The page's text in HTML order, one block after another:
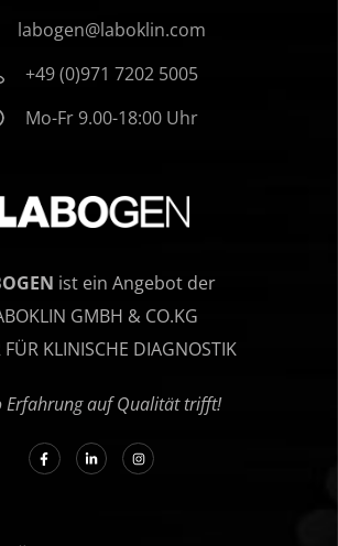
labogen@laboklin.com
+49 (0)971 7202 5005
Mo-Fr 9.00-18:00 Uhr
ist ein Angebot der
GMBH & CO.KG
FÜR KLINISCHE DIAGNOSTIK
Erfahrung auf Qualität trifft!